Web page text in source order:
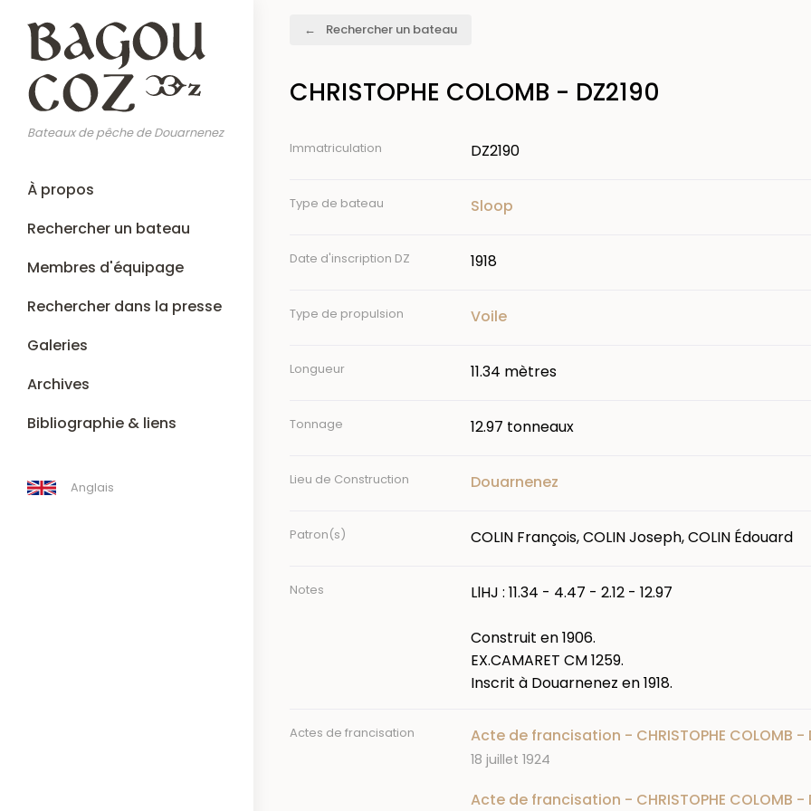
contenu
principal
Bateaux de pêche de Douarnenez
Main
navigation
À propos
Rechercher un bateau
Membres d'équipage
Rechercher dans la presse
Galeries
Archives
Bibliographie & liens
Anglais
Rechercher un bateau
CHRISTOPHE COLOMB - DZ2190
Immatriculation DZ2190
Type de bateau Sloop
Date d'inscription DZ 1918
Type de propulsion Voile
Longueur 11.34 mètres
Tonnage 12.97 tonneaux
Lieu de Construction Douarnenez
Patron(s) COLIN François, COLIN Joseph, COLIN Édouard
Notes LlHJ : 11.34 - 4.47 - 2.12 - 12.97
Construit en 1906.
EX.CAMARET CM 1259.
Inscrit à Douarnenez en 1918.
Actes de francisation Acte de francisation - CHRISTOPHE COLOMB -
Date
18 juillet 1924
Acte de francisation - CHRISTOPHE COLOMB -